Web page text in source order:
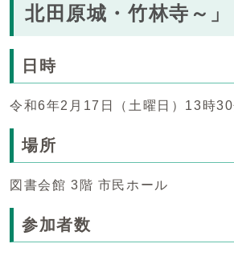
北田原城・竹林寺～」
日時
令和6年2月17日（土曜日）13時
場所
図書会館 3階 市民ホール
参加者数